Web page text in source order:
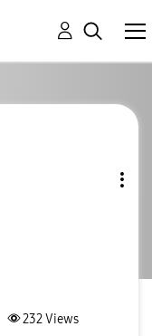
232Views